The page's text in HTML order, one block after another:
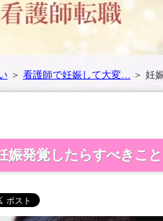
＞ 看護師で妊娠して大変… ＞妊
娠発覚したらすべきこと